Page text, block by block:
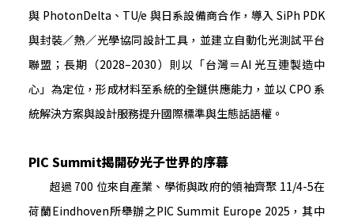
與 PhotonDelta、TU/e 與日系設備商合作，導入 SiPh PDK
與封裝／熱／光學協同設計工具，並建立自動化光測試平台
聯盟；長期（2028–2030）則以「台灣＝AI 光互連製造中
心」為定位，形成材料至系統的全鏈供應能力，並以 CPO 系
統解決方案與設計服務提升國際標準與生態話語權。
PIC Summit揭開矽光子世界的序幕
超過 700 位來自產業、學術與政府的領袖齊聚 11/4-5在
荷蘭Eindhoven所舉辦之PIC Summit Europe 2025，其中